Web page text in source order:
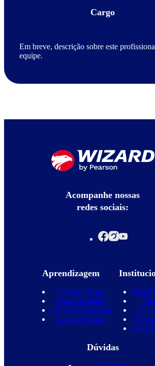
Cargo
Em breve, descrição sobre este
equipe.
Acompanhe nossas
redes sociais:
Aprendizagem
Nossos Cursos
Curso de Inglês
Curso de Espanhol
Nossas Escolas
Quem
Blog
Dúvidas